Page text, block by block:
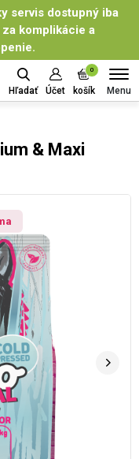
servis dostupný iba
komplikácie a
Hľadať Účet
0
košík Menu
& Maxi